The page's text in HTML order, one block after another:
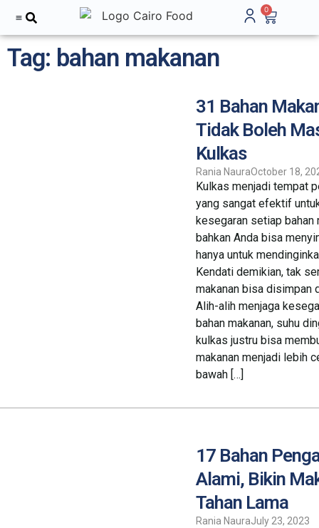
0
Tag: bahan makanan
31 Bahan
Tidak Boleh
Kulkas
Rania NauraOctober 18,
Kulkas menjadi tempat
yang sangat efektif
kesegaran setiap bahan
bahkan Anda bisa
hanya untuk
Kendati demikian, tak
makanan bisa disimpan
Alih-alih menjaga
bahan makanan, suhu
kulkas justru bisa
makanan menjadi lebih
bawah […]
17 Bahan
Alami, Bikin
Tahan Lama
Rania NauraJuly 23, 2023